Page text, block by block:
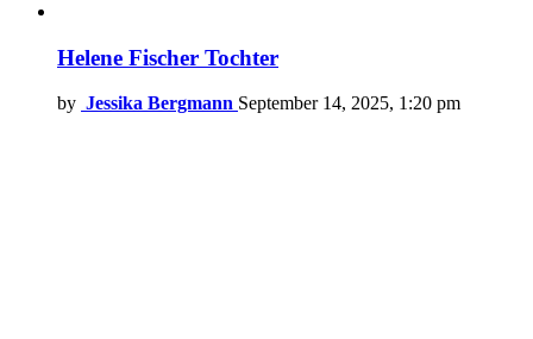
Helene Fischer Tochter
by Jessika Bergmann September 14, 2025, 1:20 pm